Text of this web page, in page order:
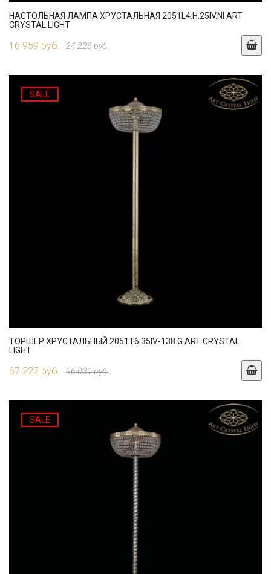
НАСТОЛЬНАЯ ЛАМПА ХРУСТАЛЬНАЯ 2051L4.H.25IV.NI ART
CRYSTAL LIGHT
16 959 руб. 24 226 руб.
SALE
ТОРШЕР ХРУСТАЛЬНЫЙ 2051T6.35IV-138.G ART CRYSTAL
LIGHT
67 222 руб. 96 031 руб.
SALE